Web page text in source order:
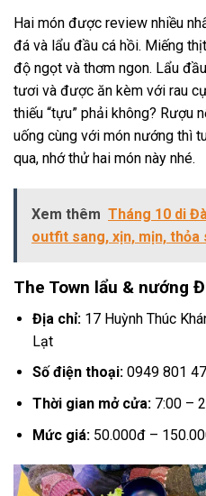
Hai món được review nhiều
đá và lẩu đầu cá hồi. Miếng
độ ngọt và thơm ngon. Lẩu
tươi và được ăn kèm với rau
thiếu “tựu” phải không? Rượu
uống cùng với món nướng thì
qua, nhớ thử hai món này nhé.
Xem thêm Tháng 10 di
outfit sang, xịn, mịn, thỏa
The Town lẩu & nướng
Địa chỉ:17 Huỳnh Thúc
Lạt
Số điện thoại:0949 801
Thời gian mở cửa:7:00 –
Mức giá:50.000đ –